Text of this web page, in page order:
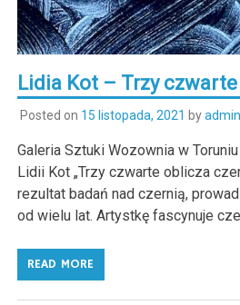
Lidia Kot – Trzy
Posted on 15 listopada, 2021 byadmin
Galeria Sztuki Wozownia w
Lidii Kot „Trzy czwarte oblicza
rezultat badań nad czernią,
od wielu lat. Artystkę fascynuje
READ MORE